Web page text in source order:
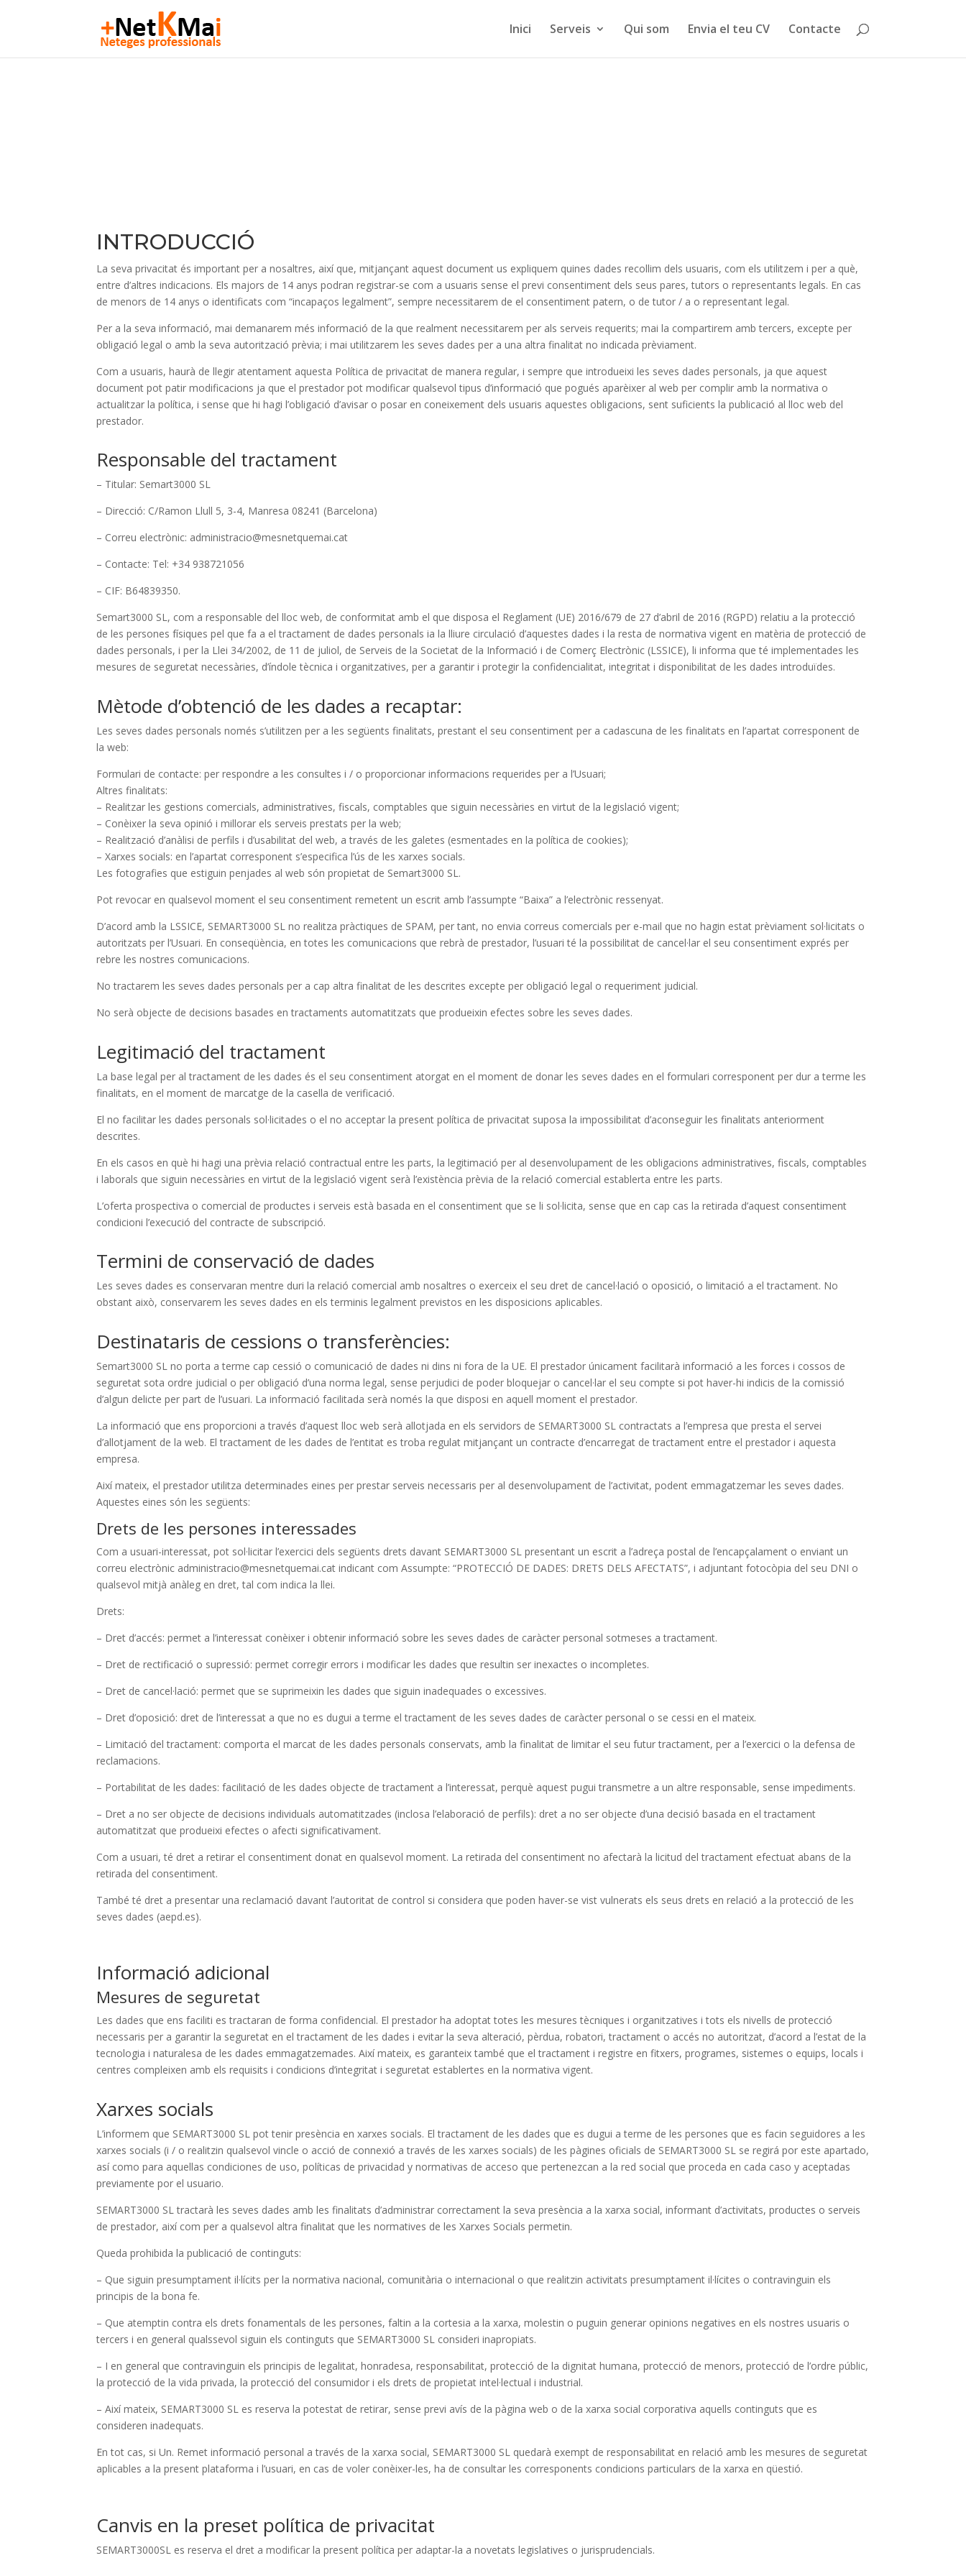
Inici Serveis Qui som Envia el teu CV Contacte
INTRODUCCIÓ
La seva privacitat és important per a nosaltres, així que, mitjançant aquest document us expliquem quines dades recollim dels usuaris, com els utilitzem i per a què,
entre d’altres indicacions. Els majors de 14 anys podran registrar-se com a usuaris sense el previ consentiment dels seus pares, tutors o representants legals. En cas
de menors de 14 anys o identificats com “incapaços legalment”, sempre necessitarem de el consentiment patern, o de tutor / a o representant legal.
Per a la seva informació, mai demanarem més informació de la que realment necessitarem per als serveis requerits; mai la compartirem amb tercers, excepte per
obligació legal o amb la seva autorització prèvia; i mai utilitzarem les seves dades per a una altra finalitat no indicada prèviament.
Com a usuaris, haurà de llegir atentament aquesta Política de privacitat de manera regular, i sempre que introdueixi les seves dades personals, ja que aquest
document pot patir modificacions ja que el prestador pot modificar qualsevol tipus d’informació que pogués aparèixer al web per complir amb la normativa o
actualitzar la política, i sense que hi hagi l’obligació d’avisar o posar en coneixement dels usuaris aquestes obligacions, sent suficients la publicació al lloc web del
prestador.
Responsable del tractament
– Titular: Semart3000 SL
– Direcció: C/Ramon Llull 5, 3-4, Manresa 08241 (Barcelona)
– Correu electrònic: administracio@mesnetquemai.cat
– Contacte: Tel: +34 938721056
– CIF: B64839350.
Semart3000 SL, com a responsable del lloc web, de conformitat amb el que disposa el Reglament (UE) 2016/679 de 27 d’abril de 2016 (RGPD) relatiu a la protecció
de les persones físiques pel que fa a el tractament de dades personals ia la lliure circulació d’aquestes dades i la resta de normativa vigent en matèria de protecció de
dades personals, i per la Llei 34/2002, de 11 de juliol, de Serveis de la Societat de la Informació i de Comerç Electrònic (LSSICE), li informa que té implementades les
mesures de seguretat necessàries, d’índole tècnica i organitzatives, per a garantir i protegir la confidencialitat, integritat i disponibilitat de les dades introduïdes.
Mètode d’obtenció de les dades a recaptar:
Les seves dades personals només s’utilitzen per a les següents finalitats, prestant el seu consentiment per a cadascuna de les finalitats en l’apartat corresponent de
la web:
Formulari de contacte: per respondre a les consultes i / o proporcionar informacions requerides per a l’Usuari;
Altres finalitats:
– Realitzar les gestions comercials, administratives, fiscals, comptables que siguin necessàries en virtut de la legislació vigent;
– Conèixer la seva opinió i millorar els serveis prestats per la web;
– Realització d’anàlisi de perfils i d’usabilitat del web, a través de les galetes (esmentades en la política de cookies);
– Xarxes socials: en l’apartat corresponent s’especifica l’ús de les xarxes socials.
Les fotografies que estiguin penjades al web són propietat de Semart3000 SL.
Pot revocar en qualsevol moment el seu consentiment remetent un escrit amb l’assumpte “Baixa” a l’electrònic ressenyat.
D’acord amb la LSSICE, SEMART3000 SL no realitza pràctiques de SPAM, per tant, no envia correus comercials per e-mail que no hagin estat prèviament sol·licitats o
autoritzats per l’Usuari. En conseqüència, en totes les comunicacions que rebrà de prestador, l’usuari té la possibilitat de cancel·lar el seu consentiment exprés per
rebre les nostres comunicacions.
No tractarem les seves dades personals per a cap altra finalitat de les descrites excepte per obligació legal o requeriment judicial.
No serà objecte de decisions basades en tractaments automatitzats que produeixin efectes sobre les seves dades.
Legitimació del tractament
La base legal per al tractament de les dades és el seu consentiment atorgat en el moment de donar les seves dades en el formulari corresponent per dur a terme les
finalitats, en el moment de marcatge de la casella de verificació.
El no facilitar les dades personals sol·licitades o el no acceptar la present política de privacitat suposa la impossibilitat d’aconseguir les finalitats anteriorment
descrites.
En els casos en què hi hagi una prèvia relació contractual entre les parts, la legitimació per al desenvolupament de les obligacions administratives, fiscals, comptables
i laborals que siguin necessàries en virtut de la legislació vigent serà l’existència prèvia de la relació comercial establerta entre les parts.
L’oferta prospectiva o comercial de productes i serveis està basada en el consentiment que se li sol·licita, sense que en cap cas la retirada d’aquest consentiment
condicioni l’execució del contracte de subscripció.
Termini de conservació de dades
Les seves dades es conservaran mentre duri la relació comercial amb nosaltres o exerceix el seu dret de cancel·lació o oposició, o limitació a el tractament. No
obstant això, conservarem les seves dades en els terminis legalment previstos en les disposicions aplicables.
Destinataris de cessions o transferències:
Semart3000 SL no porta a terme cap cessió o comunicació de dades ni dins ni fora de la UE. El prestador únicament facilitarà informació a les forces i cossos de
seguretat sota ordre judicial o per obligació d’una norma legal, sense perjudici de poder bloquejar o cancel·lar el seu compte si pot haver-hi indicis de la comissió
d’algun delicte per part de l’usuari. La informació facilitada serà només la que disposi en aquell moment el prestador.
La informació que ens proporcioni a través d’aquest lloc web serà allotjada en els servidors de SEMART3000 SL contractats a l’empresa que presta el servei
d’allotjament de la web. El tractament de les dades de l’entitat es troba regulat mitjançant un contracte d’encarregat de tractament entre el prestador i aquesta
empresa.
Així mateix, el prestador utilitza determinades eines per prestar serveis necessaris per al desenvolupament de l’activitat, podent emmagatzemar les seves dades.
Aquestes eines són les següents:
Drets de les persones interessades
Com a usuari-interessat, pot sol·licitar l’exercici dels següents drets davant SEMART3000 SL presentant un escrit a l’adreça postal de l’encapçalament o enviant un
correu electrònic administracio@mesnetquemai.cat indicant com Assumpte: “PROTECCIÓ DE DADES: DRETS DELS AFECTATS”, i adjuntant fotocòpia del seu DNI o
qualsevol mitjà anàleg en dret, tal com indica la llei.
Drets:
– Dret d’accés: permet a l’interessat conèixer i obtenir informació sobre les seves dades de caràcter personal sotmeses a tractament.
– Dret de rectificació o supressió: permet corregir errors i modificar les dades que resultin ser inexactes o incompletes.
– Dret de cancel·lació: permet que se suprimeixin les dades que siguin inadequades o excessives.
– Dret d’oposició: dret de l’interessat a que no es dugui a terme el tractament de les seves dades de caràcter personal o se cessi en el mateix.
– Limitació del tractament: comporta el marcat de les dades personals conservats, amb la finalitat de limitar el seu futur tractament, per a l’exercici o la defensa de
reclamacions.
– Portabilitat de les dades: facilitació de les dades objecte de tractament a l’interessat, perquè aquest pugui transmetre a un altre responsable, sense impediments.
– Dret a no ser objecte de decisions individuals automatitzades (inclosa l’elaboració de perfils): dret a no ser objecte d’una decisió basada en el tractament
automatitzat que produeixi efectes o afecti significativament.
Com a usuari, té dret a retirar el consentiment donat en qualsevol moment. La retirada del consentiment no afectarà la licitud del tractament efectuat abans de la
retirada del consentiment.
També té dret a presentar una reclamació davant l’autoritat de control si considera que poden haver-se vist vulnerats els seus drets en relació a la protecció de les
seves dades (aepd.es).
Informació adicional
Mesures de seguretat
Les dades que ens faciliti es tractaran de forma confidencial. El prestador ha adoptat totes les mesures tècniques i organitzatives i tots els nivells de protecció
necessaris per a garantir la seguretat en el tractament de les dades i evitar la seva alteració, pèrdua, robatori, tractament o accés no autoritzat, d’acord a l’estat de la
tecnologia i naturalesa de les dades emmagatzemades. Així mateix, es garanteix també que el tractament i registre en fitxers, programes, sistemes o equips, locals i
centres compleixen amb els requisits i condicions d’integritat i seguretat establertes en la normativa vigent.
Xarxes socials
L’informem que SEMART3000 SL pot tenir presència en xarxes socials. El tractament de les dades que es dugui a terme de les persones que es facin seguidores a les
xarxes socials (i / o realitzin qualsevol vincle o acció de connexió a través de les xarxes socials) de les pàgines oficials de SEMART3000 SL se regirá por este apartado,
así como para aquellas condiciones de uso, políticas de privacidad y normativas de acceso que pertenezcan a la red social que proceda en cada caso y aceptadas
previamente por el usuario.
SEMART3000 SL tractarà les seves dades amb les finalitats d’administrar correctament la seva presència a la xarxa social, informant d’activitats, productes o serveis
de prestador, així com per a qualsevol altra finalitat que les normatives de les Xarxes Socials permetin.
Queda prohibida la publicació de continguts:
– Que siguin presumptament il·lícits per la normativa nacional, comunitària o internacional o que realitzin activitats presumptament il·lícites o contravinguin els
principis de la bona fe.
– Que atemptin contra els drets fonamentals de les persones, faltin a la cortesia a la xarxa, molestin o puguin generar opinions negatives en els nostres usuaris o
tercers i en general qualssevol siguin els continguts que SEMART3000 SL consideri inapropiats.
– I en general que contravinguin els principis de legalitat, honradesa, responsabilitat, protecció de la dignitat humana, protecció de menors, protecció de l’ordre públic,
la protecció de la vida privada, la protecció del consumidor i els drets de propietat intel·lectual i industrial.
– Així mateix, SEMART3000 SL es reserva la potestat de retirar, sense previ avís de la pàgina web o de la xarxa social corporativa aquells continguts que es
consideren inadequats.
En tot cas, si Un. Remet informació personal a través de la xarxa social, SEMART3000 SL quedarà exempt de responsabilitat en relació amb les mesures de seguretat
aplicables a la present plataforma i l’usuari, en cas de voler conèixer-les, ha de consultar les corresponents condicions particulars de la xarxa en qüestió.
Canvis en la preset política de privacitat
SEMART3000SL es reserva el dret a modificar la present política per adaptar-la a novetats legislatives o jurisprudencials.